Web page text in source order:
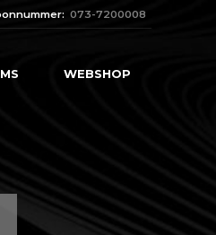
073-7200008
WEBSHOP